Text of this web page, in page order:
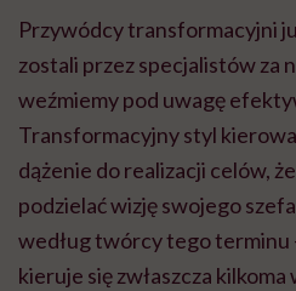
Przywódcy transformacyjni
zostali przez specjalistów za
weźmiemy pod uwagę
Transformacyjny styl
dążenie do realizacji celów,
podzielać wizję swojego
według twórcy tego terminu
kieruje się zwłaszcza kilkoma